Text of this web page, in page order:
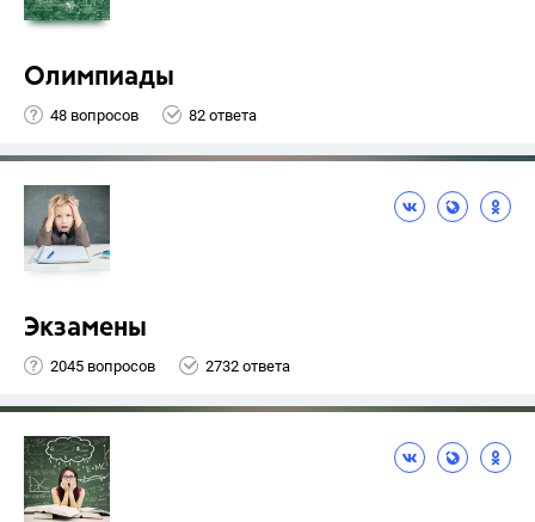
Олимпиады
48 вопросов 82 ответа
Экзамены
2045 вопросов 2732 ответа